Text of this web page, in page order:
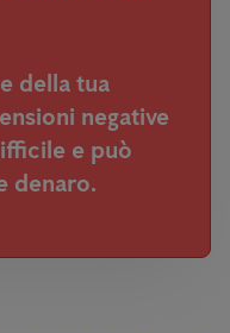
della tua
negative
e può
denaro.